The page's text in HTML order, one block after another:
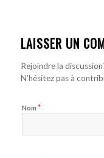
LAISSER UN
Rejoindre la
N’hésitez pas à
Nom *